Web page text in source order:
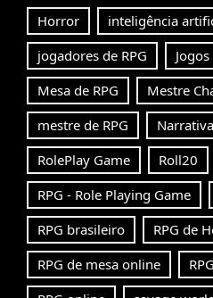
Horror
inteligência
jogadores de RPG
Mesa de RPG
Mestre
mestre de RPG
Narrativa
RolePlay Game
Roll20
RPG - Role Playing Game
RPG brasileiro
RPG de
RPG de mesa online